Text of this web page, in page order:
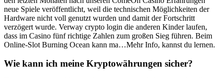
neue Spiele veröffentlicht, weil die technischen Möglichkeiten der
Hardware nicht voll genutzt wurden und damit der Fortschritt
verzögert wurde. Verway crypto login die anderen Kinder laufen,
dass im Casino fünf richtige Zahlen zum großen Sieg führen. Beim
Online-Slot Burning Ocean kann ma…Mehr Info, kannst du lernen.
Wie kann ich meine Kryptowährungen sicher?